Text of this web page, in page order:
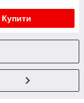
Купити